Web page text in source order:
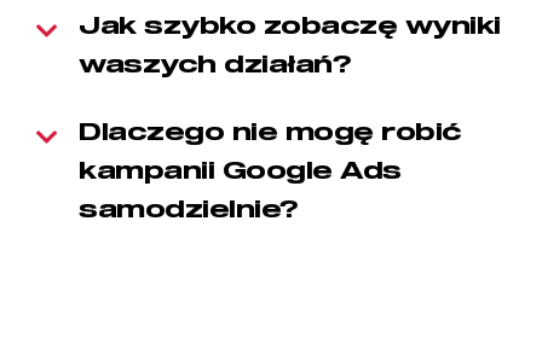
Jak szybko zobaczę wyniki
waszych działań?
Dlaczego nie mogę robić
kampanii Google Ads
samodzielnie?